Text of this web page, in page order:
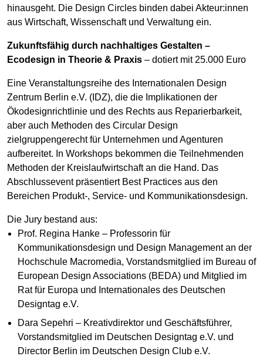
hinausgeht. Die Design Circles binden dabei Akteur:innen
aus Wirtschaft, Wissenschaft und Verwaltung ein.
Zukunftsfähig durch nachhaltiges Gestalten –
Ecodesign in Theorie & Praxis – dotiert mit 25.000 Euro
Eine Veranstaltungsreihe des Internationalen Design
Zentrum Berlin e.V. (IDZ), die die Implikationen der
Ökodesignrichtlinie und des Rechts aus Reparierbarkeit,
aber auch Methoden des Circular Design
zielgruppengerecht für Unternehmen und Agenturen
aufbereitet. In Workshops bekommen die Teilnehmenden
Methoden der Kreislaufwirtschaft an die Hand. Das
Abschlussevent präsentiert Best Practices aus den
Bereichen Produkt-, Service- und Kommunikationsdesign.
Die Jury bestand aus:
Prof. Regina Hanke – Professorin für
Kommunikationsdesign und Design Management an der
Hochschule Macromedia, Vorstandsmitglied im Bureau of
European Design Associations (BEDA) und Mitglied im
Rat für Europa und Internationales des Deutschen
Designtag e.V.
Dara Sepehri – Kreativdirektor und Geschäftsführer,
Vorstandsmitglied im Deutschen Designtag e.V. und
Director Berlin im Deutschen Design Club e.V.